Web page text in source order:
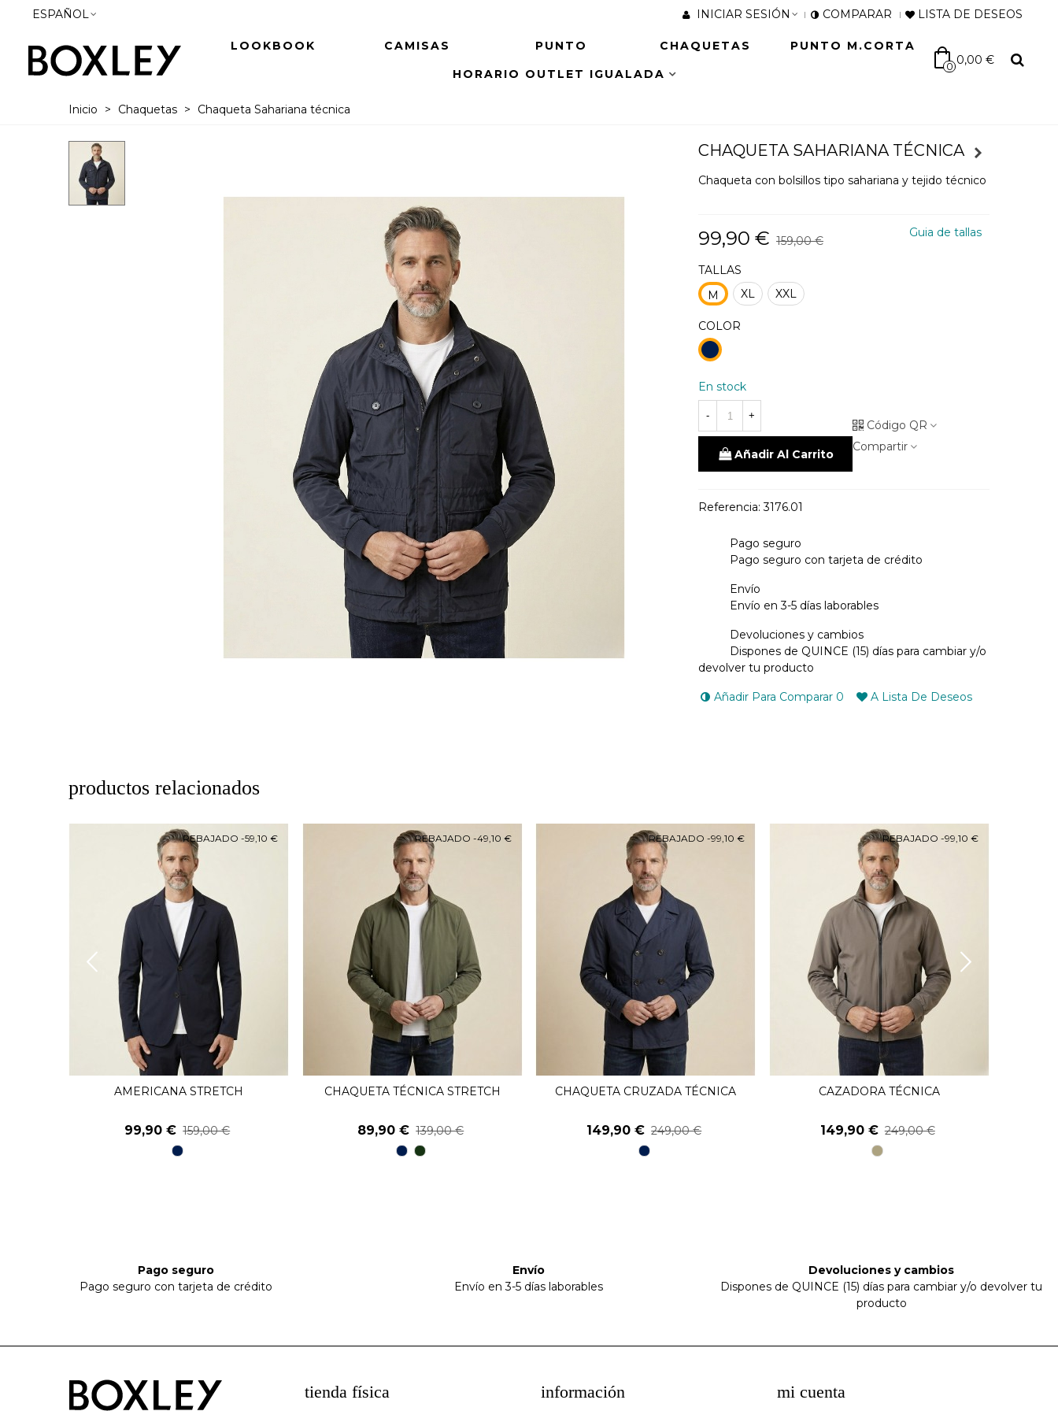
ESPAÑOL INICIAR SESIÓN COMPARAR LISTA DE DESEOS
LOOKBOOK CAMISAS PUNTO CHAQUETAS
PUNTO M.CORTA
HORARIO OUTLET IGUALADA
0 0,00 €
Inicio > Chaquetas > Chaqueta Sahariana técnica
CHAQUETA SAHARIANA TÉCNICA
Chaqueta con bolsillos tipo sahariana y tejido técnico
99,90 € 159,00 €
Guia de tallas
TALLAS
M
XL XXL
COLOR
98
Marino
En stock
- +
Añadir Al Carrito
Código QR
Compartir
Referencia: 3176.01
Pago seguro
Pago seguro con tarjeta de crédito
Envío
Envío en 3-5 días laborables
Devoluciones y cambios
Dispones de QUINCE (15) días para cambiar y/o
devolver tu producto
Añadir Para Comparar 0 A Lista De Deseos
productos relacionados
REBAJADO-59,10 €
Ver Más
AMERICANA STRETCH
99,90 € 159,00 €
98
REBAJADO -49,10 €
Ver Más
CHAQUETA TÉCNICA STRETCH
89,90 € 139,00 €
98 48
REBAJADO-99,10 €
Ver Más
CHAQUETA CRUZADA TÉCNICA
149,90 € 249,00 €
98
REBAJADO -99,10 €
Ver Más
CAZADORA TÉCNICA
149,90 € 249,00 €
11
Pago seguro
Pago seguro con tarjeta de crédito
Envío
Envío en 3-5 días laborables
Devoluciones y cambios
Dispones de QUINCE (15) días para cambiar y/o devolver tu
producto
tienda física información mi cuenta